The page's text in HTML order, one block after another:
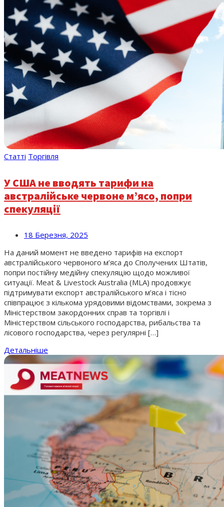
Статті Торгівля
У США не вводять тарифи на
австралійське червоне м’ясо, попри
спекуляції
18 Березня, 2025
На даний момент не введено тарифів на експорт
австралійського червоного м’яса до Сполучених Штатів,
попри постійну медійну спекуляцію щодо можливої
ситуації. Meat & Livestock Australia (MLA) продовжує
підтримувати експорт австралійського м’яса і тісно
співпрацює з кількома урядовими відомствами, зокрема з
Міністерством закордонних справ та торгівлі і
Міністерством сільського господарства, рибальства та
лісового господарства, через регулярні […]
Детальніше